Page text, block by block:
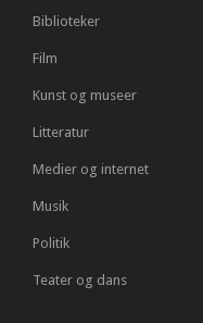
Biblioteker
Film
Kunst og museer
Litteratur
Medier og internet
Musik
Politik
Teater og dans